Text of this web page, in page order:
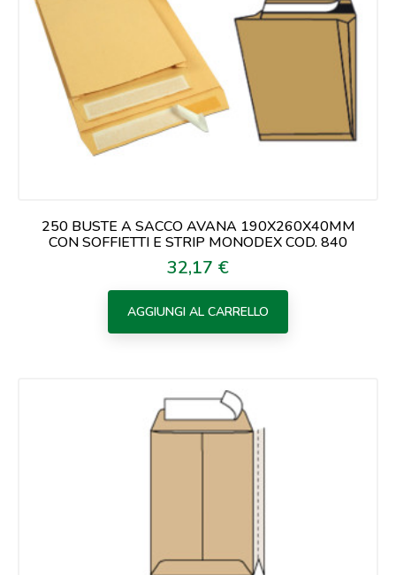
250 BUSTE A SACCO AVANA 190X260X40MM
CON SOFFIETTI E STRIP MONODEX COD. 840
Prezzo
32,17 €
AGGIUNGI AL CARRELLO